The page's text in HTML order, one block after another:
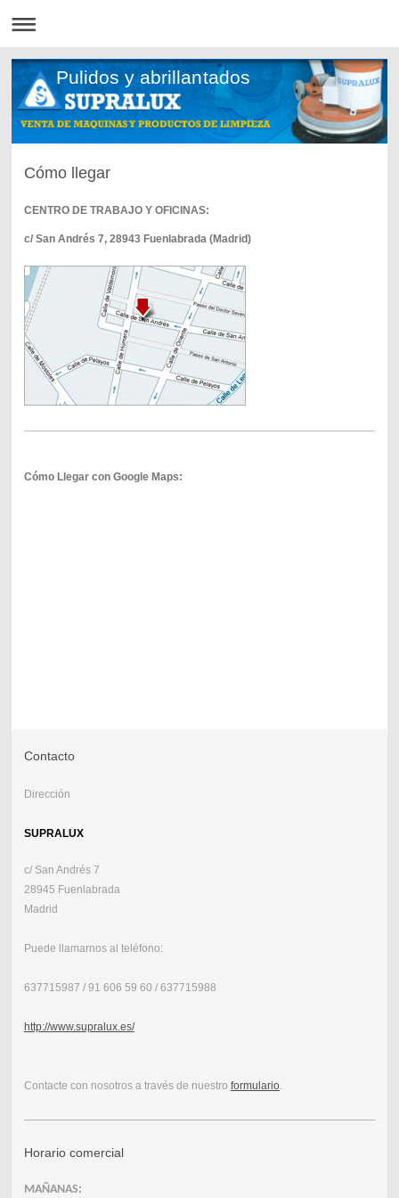
Pulidos y abrillantados
Cómo llegar
CENTRO DE TRABAJO Y OFICINAS:
c/ San Andrés 7, 28943 Fuenlabrada (Madrid)
Cómo Llegar con Google Maps:
Contacto
Dirección
SUPRALUX
c/ San Andrés 7
28945 Fuenlabrada
Madrid
Puede llamarnos al teléfono:
637715987 / 91 606 59 60 / 637715988
http://www.supralux.es/
Contacte con nosotros a través de nuestro formulario.
Horario comercial
MAÑANAS: